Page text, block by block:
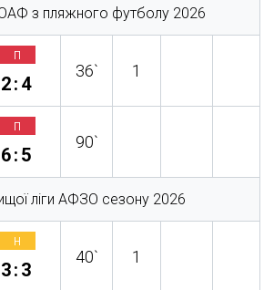
з пляжного футболу 2026
п
2:4
36` 1
п
6:5
90`
ліги АФЗО сезону 2026
н
3:3
40` 1